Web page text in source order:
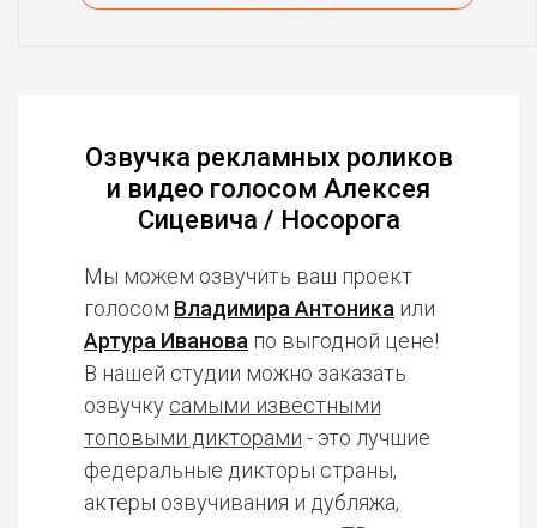
Озвучка рекламных роликов
и видео голосом Алексея
Сицевича / Носорога
Мы можем озвучить ваш проект
голосом Владимира Антоника или
Артура Иванова по выгодной цене!
В нашей студии можно заказать
озвучку самыми известными
топовыми дикторами - это лучшие
федеральные дикторы страны,
актеры озвучивания и дубляжа,